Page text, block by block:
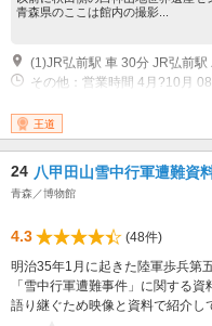
青森県のここは館内の撮影...
その他：営業時間 4月?10月
休館日 4月?12月 第2月曜日（
1月?3月（月木） 祝日の場合
王道
24 八甲田山雪中行軍遭難資
青森／博物館
4.3
(48件)
明治35年1月に起きた陸軍歩兵第
「雪中行軍遭難事件」に関する
語り継ぐため映像と資料で紹介し